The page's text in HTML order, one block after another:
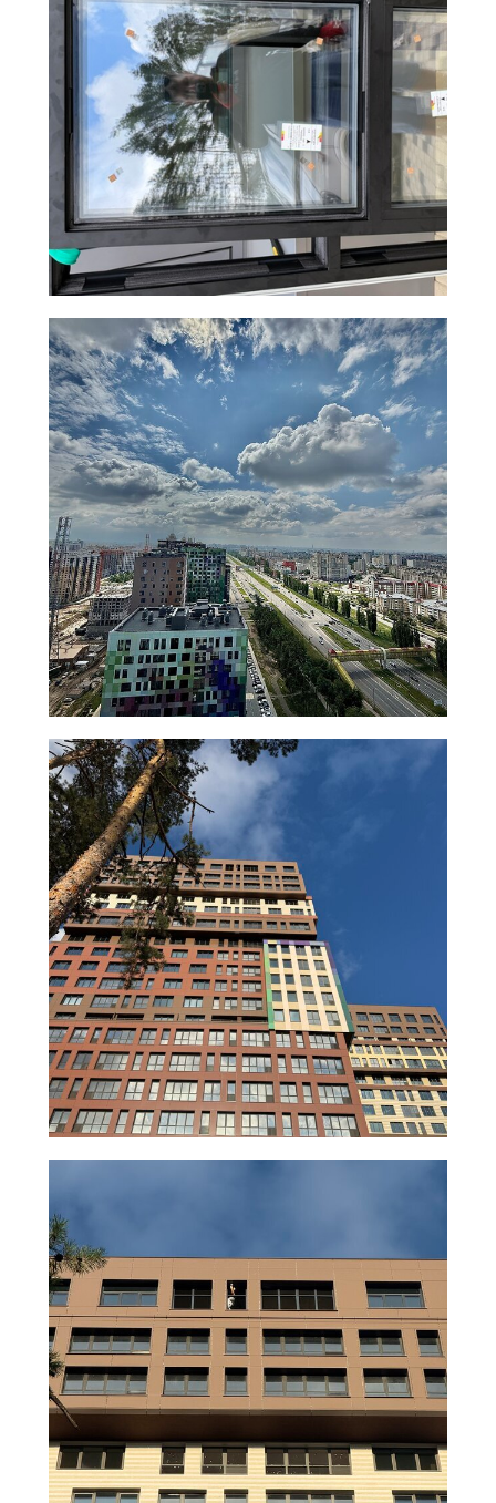
Быстрее, легче, ни к чему не
обязывает
+7 473 229 90
62
ВСЕ ЕЩЕ
ДУМАЕТЕ, ЧТО
Получить консультацию
СПРАВИТЕСЬ БЕЗ
СПЕЦИАЛИСТА?
Дизайн и
другие
полезные
фишки
Рамы с
ламинацией
Стекла с
напылением
богатая палитра
оттенков в цвет фасада
и интерьера для
бесшовной покраски и
ламинации
Эффективная
солнцезащита и
энергосбережение
(несколько оттенков)
ПВХ-окна могут
быть не только
белыми, но и
других цветов и
фактур, например,
"под дерево"
Рамы с
покраской в
любой цвет по
RAL